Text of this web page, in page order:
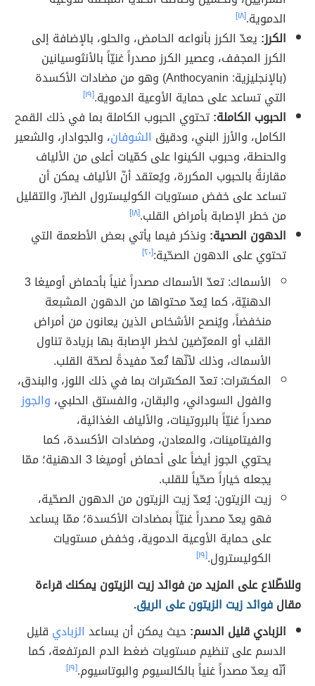
الدموية.[١٨]
الكرز: يعدّ الكرز بأنواعه الحامض، والحلو، بالإضافة إلى
الكرز المجفف، وعصير الكرز مصدراً غنيّاً بالأنثوسيانين
(بالإنجليزية: Anthocyanin) وهو من مضادات الأكسدة
التي تساعد على حماية الأوعية الدموية.[١٩]
الحبوب الكاملة:تحتوي الحبوب الكاملة بما في ذلك القمح
الكامل، والأرز البني، ودقيق الشوفان، والجوادار، والشعير
والحنطة، وحبوب الكينوا على كمّيات أعلى من الألياف
مقارنةً بالحبوب المكررة، ويُعتقد أنّ الألياف يمكن أن
تساعد على خفض مستويات الكوليسترول الضارّ، والتقليل
من خطر الإصابة بأمراض القلب.[١٨]
الدهون الصحية: ونذكر فيما يأتي بعض الأطعمة التي
تحتوي على الدهون الصحّية:[٢٠]
الأسماك: تعدّ الأسماك مصدراً غنياً بأحماض أوميغا 3
الدهنيّة، كما يُعدّ محتواها من الدهون المشبعة
منخفضاً، ويُنصح الأشخاص الذين يعانون من أمراض
القلب أو المعرّضين لخطر الإصابة بها بزيادة تناول
الأسماك، وذلك لأنّها تُعدّ مفيدةً لصحّة القلب.
المكسّرات: تعدّ المكسّرات بما في ذلك اللوز، والبندق،
والفول السوداني، والبقان، والفستق الحلبي، والجوز
مصدراً غنيّاً بالبروتينات، والألياف الغذائية،
والفيتامينات، والمعادن، ومضادات الأكسدة، كما
يحتوي الجوز أيضاً على أحماض أوميغا 3 الدهنية؛ ممّا
يجعله خياراً صحّياً للقلب.
زيت الزيتون: يُعدّ زيت الزيتون من الدهون الصحّية،
فهو يعدّ مصدراً غنيّاً بمضادات الأكسدة؛ ممّا يساعد
على حماية الأوعية الدموية، وخفض مستويات
الكوليسترول.[١٩]
وللاطّلاع على المزيد من فوائد زيت الزيتون يمكنك قراءة
مقالفوائد زيت الزيتون على الريق.
الزبادي قليل الدسم:حيث يمكن أن يساعد الزبادي قليل
الدسم على تنظيم مستويات ضغط الدم المرتفعة، كما
أنّه يعدّ مصدراً غنياً بالكالسيوم والبوتاسيوم.[١٩]